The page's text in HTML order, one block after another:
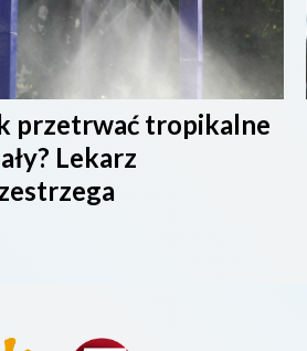
przetrwać tropikalne
Lekarz